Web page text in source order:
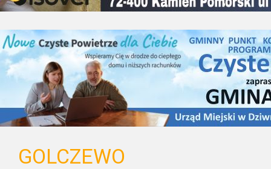
GOLCZEWO